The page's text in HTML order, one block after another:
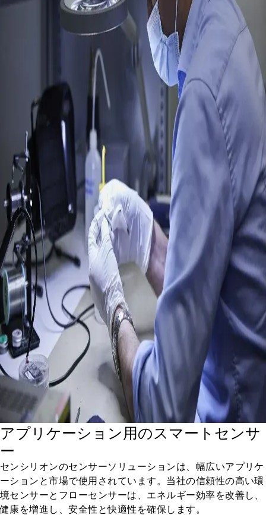
アプリケーション用のスマートセンサ
ー
センシリオンのセンサーソリューションは、幅広いアプリケ
ーションと市場で使用されています。当社の信頼性の高い環
境センサーとフローセンサーは、エネルギー効率を改善し、
健康を増進し、安全性と快適性を確保します。